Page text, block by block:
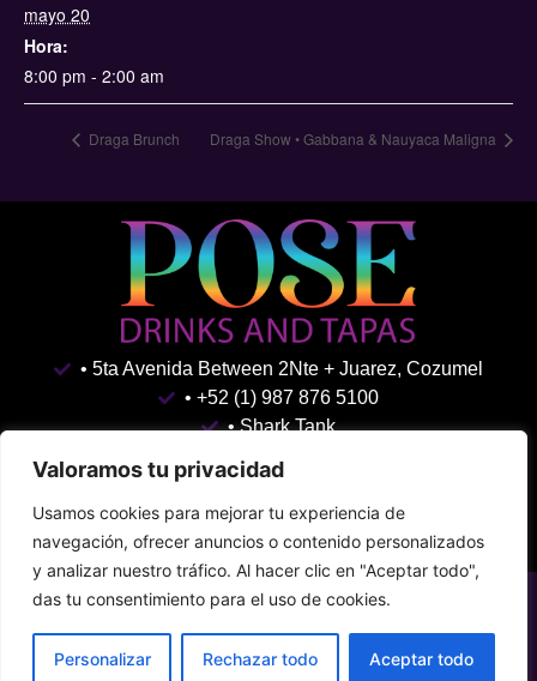
Valoramos tu privacidad
Usamos cookies para mejorar tu experiencia de
navegación, ofrecer anuncios o contenido personalizados
y analizar nuestro tráfico. Al hacer clic en "Aceptar todo",
das tu consentimiento para el uso de cookies.
Personalizar Rechazar todo Aceptar todo
mayo 20
Hora:
8:00 pm - 2:00 am
Draga Brunch Draga Show • Gabbana & Nauyaca Maligna
• 5ta Avenida Between 2Nte + Juarez, Cozumel
• +52 (1) 987 876 5100
• Shark Tank
Terms & ConditionsPrivacy Policy